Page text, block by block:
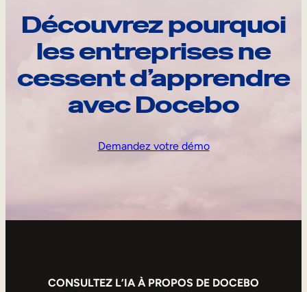
Découvrez pourquoi
les entreprises ne
cessent d’apprendre
avec Docebo
Demandez votre démo
CONSULTEZ L’IA À PROPOS DE DOCEBO